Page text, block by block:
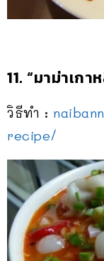
11. “มาม่าเก
วิธีทำ :
recipe/